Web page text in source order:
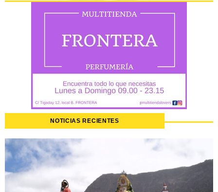
NOTICIAS RECIENTES